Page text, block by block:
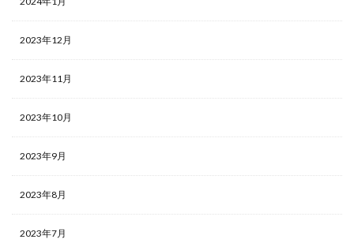
2023年12月
2023年11月
2023年10月
2023年9月
2023年8月
2023年7月